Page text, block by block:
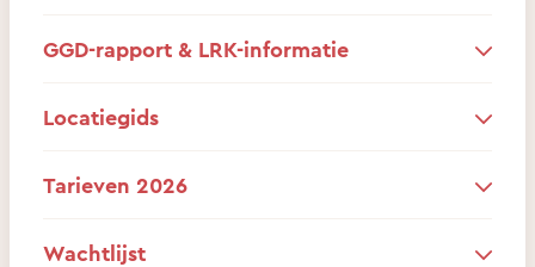
GGD-rapport & LRK-informatie
Locatiegids
Tarieven 2026
Wachtlijst